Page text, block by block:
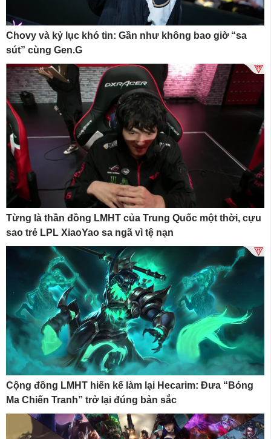
Chovy và kỷ lục khó tin: Gần như không bao giờ “sa
sút” cùng Gen.G
Từng là thần đồng LMHT của Trung Quốc một thời, cựu
sao trẻ LPL XiaoYao sa ngã vì tệ nạn
Cộng đồng LMHT hiến kế làm lại Hecarim: Đưa “Bóng
Ma Chiến Tranh” trở lại đúng bản sắc